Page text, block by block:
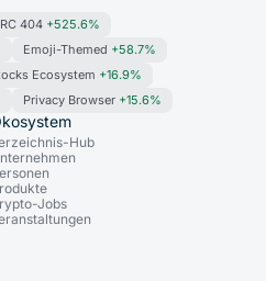
404 +525.6%
Emoji-Themed +58.7%
Ecosystem +16.9%
Privacy Browser +15.6%
Hub
Jobs